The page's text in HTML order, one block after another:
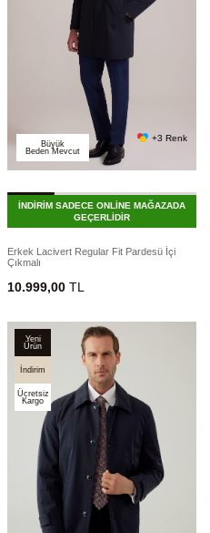
Büyük
Beden Mevcut
+3 Renk
İNDİRİM SADECE ONLİNE MAĞAZADA
GEÇERLİDİR
Erkek Lacivert Regular Fit Pardesü İçi
Çıkmalı
10.999,00 TL
Yeni
Ürün
İndirim
Ücretsiz
Kargo